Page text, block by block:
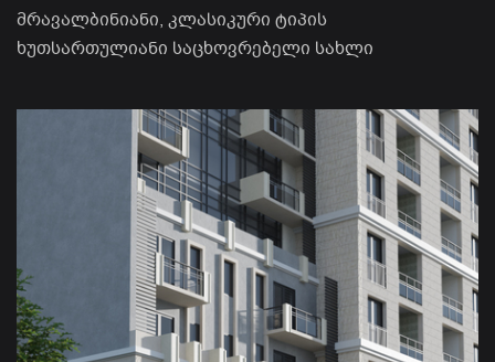
მრავალბინიანი, კლასიკური ტიპის
ხუთსართულიანი საცხოვრებელი სახლი